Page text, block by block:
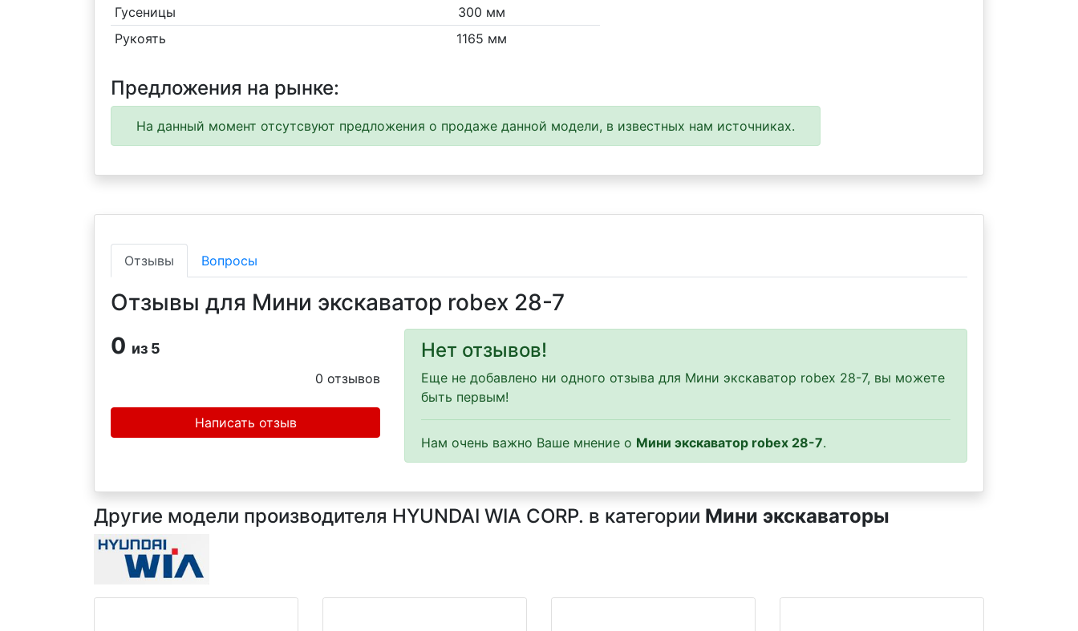
Гусеницы
300 мм
Рукоять
1165 мм
Предложения на рынке:
На данный момент отсутсвуют предложения о продаже данной модели, в известных нам источниках.
Отзывы Вопросы
Отзывы для Мини экскаватор robex 28-7
0 из 5
0 отзывов
Написать отзыв
Нет отзывов!
Еще не добавлено ни одного отзыва для Мини экскаватор robex 28-7, вы можете
быть первым!
Нам очень важно Ваше мнение о Мини экскаватор robex 28-7.
Другие модели производителя HYUNDAI WIA CORP. в категории Мини экскаваторы